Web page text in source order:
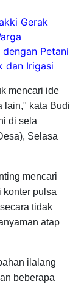
Gerak
Petani
dan Irigasi
mencari ide
lain," kata Budi
di sela
Selasa
mencari
konter pulsa
tidak
atap
ilalang
beberapa